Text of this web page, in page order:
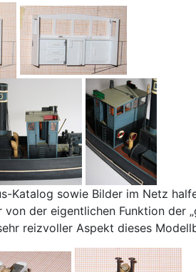
sowie Bilder im Netz
der eigentlichen Funktion der
reizvoller Aspekt dieses